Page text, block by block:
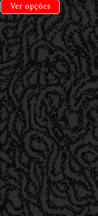
Ver opções